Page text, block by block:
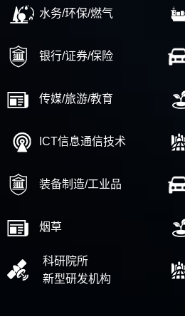
水务/环保/燃气
银行/证券/保险
传媒/旅游/教育
ICT信息通信技术
装备制造/工业品
烟草
科研院所
新型研发机构